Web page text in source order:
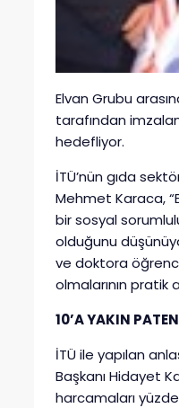
Elvan Grubu
tarafından
hedefliyor.
İTÜ’nün gıda
Mehmet Karaca,
bir sosyal
olduğunu
ve doktora
olmalarının pratik
10’A YAKIN
İTÜ ile yapılan
Başkanı Hidayet
harcamaları